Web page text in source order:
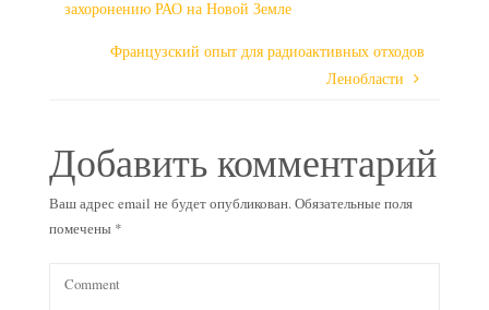
захоронению РАО на Новой Земле
Французский опыт для радиоактивных отходов
Ленобласти
Добавить комментарий
Ваш адрес email не будет опубликован.Обязательные поля
помечены *